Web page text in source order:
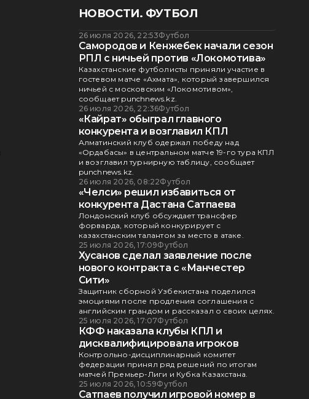
НОВОСТИ. ФУТБОЛ
26 июля 2026, 22:53Футбол
Самородов и Кенжебек начали сезон
РПЛ с ничьей против «Локомотива»
Казахстанские футболисты приняли участие в
гостевом матче «Ахмата», который завершился
ничьей с московским «Локомотивом»,
сообщает punchnews.kz.
26 июля 2026, 22:36Футбол
«Кайрат» обыграл главного
конкурента и возглавил КПЛ
Алматинский клуб одержал победу над
«Ордабасы» в центральном матче 19-го тура КПЛ
и возглавил турнирную таблицу, сообщает
punchnews.kz.
26 июля 2026, 08:22Футбол
«Челси» решил избавиться от
конкурента Дастана Сатпаева
Лондонский клуб обсуждает трансфер
форварда, который конкурирует с
казахстанским талантом за место в атаке.
25 июля 2026, 17:09Футбол
Хусанов сделал заявление после
нового контракта с «Манчестер
Сити»
Защитник сборной Узбекистана поделился
эмоциями после продления соглашения с
английским грандом и рассказал о своих целях.
25 июля 2026, 17:07Футбол
КФФ наказала клубы КПЛ и
дисквалифицировала игроков
Контрольно-дисциплинарный комитет
федерации принял ряд решений по итогам
матчей Премьер-Лиги и Кубка Казахстана.
25 июля 2026, 10:59Футбол
Сатпаев получил игровой номер в